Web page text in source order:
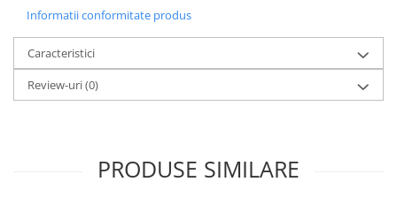
Informatii conformitate produs
Caracteristici
Review-uri(0)
PRODUSE SIMILARE